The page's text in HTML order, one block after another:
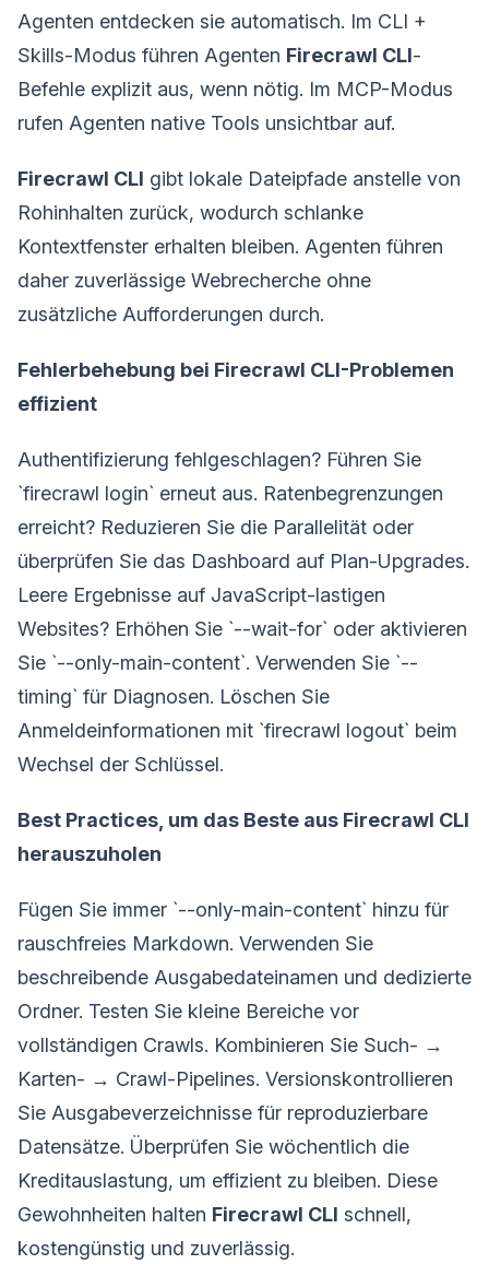
Agenten entdecken sie automatisch. Im CLI +
Skills-Modus führen Agenten Firecrawl CLI-
Befehle explizit aus, wenn nötig. Im MCP-Modus
rufen Agenten native Tools unsichtbar auf.
Firecrawl CLI gibt lokale Dateipfade anstelle von
Rohinhalten zurück, wodurch schlanke
Kontextfenster erhalten bleiben. Agenten führen
daher zuverlässige Webrecherche ohne
zusätzliche Aufforderungen durch.
Fehlerbehebung bei Firecrawl CLI-Problemen
effizient
Authentifizierung fehlgeschlagen? Führen Sie
`firecrawl login` erneut aus. Ratenbegrenzungen
erreicht? Reduzieren Sie die Parallelität oder
überprüfen Sie das Dashboard auf Plan-Upgrades.
Leere Ergebnisse auf JavaScript-lastigen
Websites? Erhöhen Sie `--wait-for` oder aktivieren
Sie `--only-main-content`. Verwenden Sie `--
timing` für Diagnosen. Löschen Sie
Anmeldeinformationen mit `firecrawl logout` beim
Wechsel der Schlüssel.
Best Practices, um das Beste aus Firecrawl CLI
herauszuholen
Fügen Sie immer `--only-main-content` hinzu für
rauschfreies Markdown. Verwenden Sie
beschreibende Ausgabedateinamen und dedizierte
Ordner. Testen Sie kleine Bereiche vor
vollständigen Crawls. Kombinieren Sie Such- →
Karten- → Crawl-Pipelines. Versionskontrollieren
Sie Ausgabeverzeichnisse für reproduzierbare
Datensätze. Überprüfen Sie wöchentlich die
Kreditauslastung, um effizient zu bleiben. Diese
Gewohnheiten halten Firecrawl CLI schnell,
kostengünstig und zuverlässig.